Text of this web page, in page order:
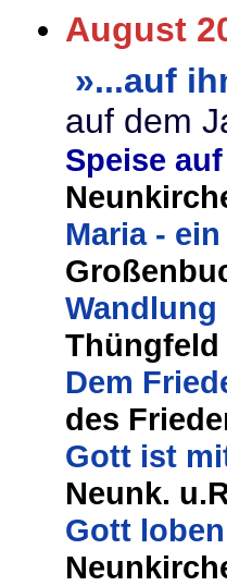
August
»...auf
auf dem
Speise
Maria -
Thüngfeld
Dem
des
Gott ist
Neunk.
Gott